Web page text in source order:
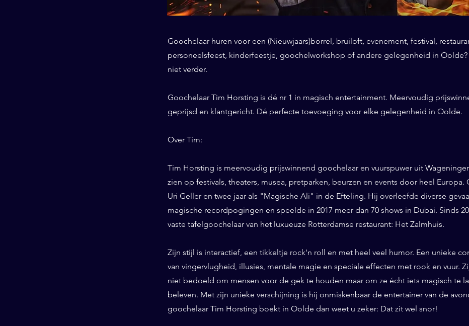
Goochelaar huren voor een (Nieuwjaars)borrel, bruiloft, evenement, festival,
personeelsfeest, kinderfeestje, goochelworkshop of andere gelegenheid in Oolde?
niet verder.
Goochelaar Tim Horsting is dé nr 1 in magisch entertainment. Meervoudig
geprijsd en klantgericht. Dé perfecte toevoeging voor elke gelegenheid in Oolde.
Over Tim:
Tim Horsting is meervoudig prijswinnend goochelaar en vuurspuwer uit
zien op festivals, theaters, musea, pretparken, beurzen en events door heel Europa.
Uri Geller en twee jaar als "Magische Ali" in de Efteling. Hij overleefde diverse
magische recordpogingen en speelde in 2017 meer dan 70 shows in Dubai. Sinds
vaste tafelgoochelaar van het luxueuze Rotterdamse restaurant: Het Zalmhuis.
Zijn stijl is interactief, een tikkeltje rock'n roll en met heel veel humor. Een unieke
van vingervlugheid, illusies, mentale magie en speciale effecten met rook en vuur.
niet bedoeld om mensen voor de gek te houden maar om ze écht iets magisch te
beleven. Met zijn unieke verschijning is hij onmiskenbaar de entertainer van de
goochelaar Tim Horsting boekt in Oolde dan weet u zeker: Dat zit wel snor!